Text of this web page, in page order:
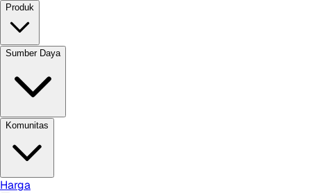
Produk
Sumber Daya
Komunitas
Harga